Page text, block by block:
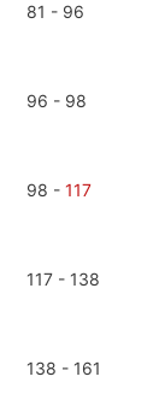
81 - 96
96 - 98
98 - 117
117 - 138
138 - 161